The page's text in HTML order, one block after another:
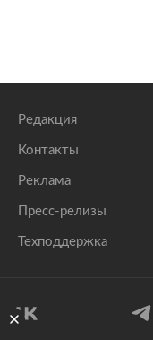
Редакция
Контакты
Реклама
Пресс-релизы
Техподдержка